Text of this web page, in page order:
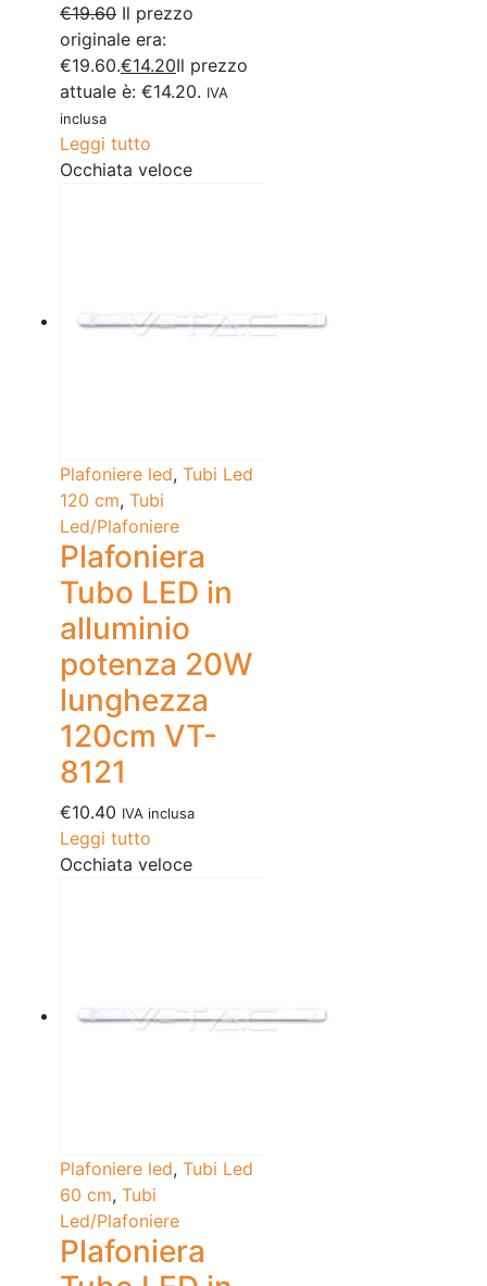
€19.60 Il prezzo
originale era:
€19.60.€14.20Il prezzo
attuale è: €14.20. IVA
inclusa
Leggi tutto
Occhiata veloce
Plafoniere led, Tubi Led
120 cm, Tubi
Led/Plafoniere
Plafoniera
Tubo LED in
alluminio
potenza 20W
lunghezza
120cm VT-
8121
€10.40 IVA inclusa
Leggi tutto
Occhiata veloce
Plafoniere led, Tubi Led
60 cm, Tubi
Led/Plafoniere
Plafoniera